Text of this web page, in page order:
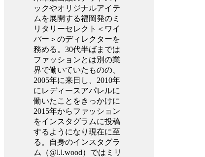
ックやオリジナルアイテ
ムを展開する福岡発のミ
リタリーセレクト＜ワイ
パー＞のディレクターを
務める。30代半ばまでは
ファッションとは別の業
界で働いていたものの、
2005年に来日し、2010年
にレディースアパレルに
働いたことをきっかけに
2015年からファッション
をインスタグラムに投稿
するようになり現在に至
る。自身のインスタグラ
ム（@l.l.wood）ではミリ